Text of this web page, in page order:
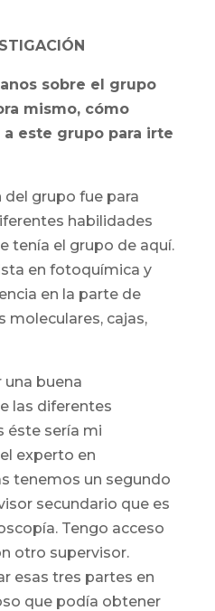
sobre el grupo
mismo, cómo
este grupo para irte
del grupo fue para
habilidades
tenía el grupo de aquí.
en fotoquímica y
en la parte de
moleculares, cajas,
buena
las diferentes
éste sería mi
experto en
tenemos un segundo
secundario que es
Tengo acceso
otro supervisor.
esas tres partes en
que podía obtener